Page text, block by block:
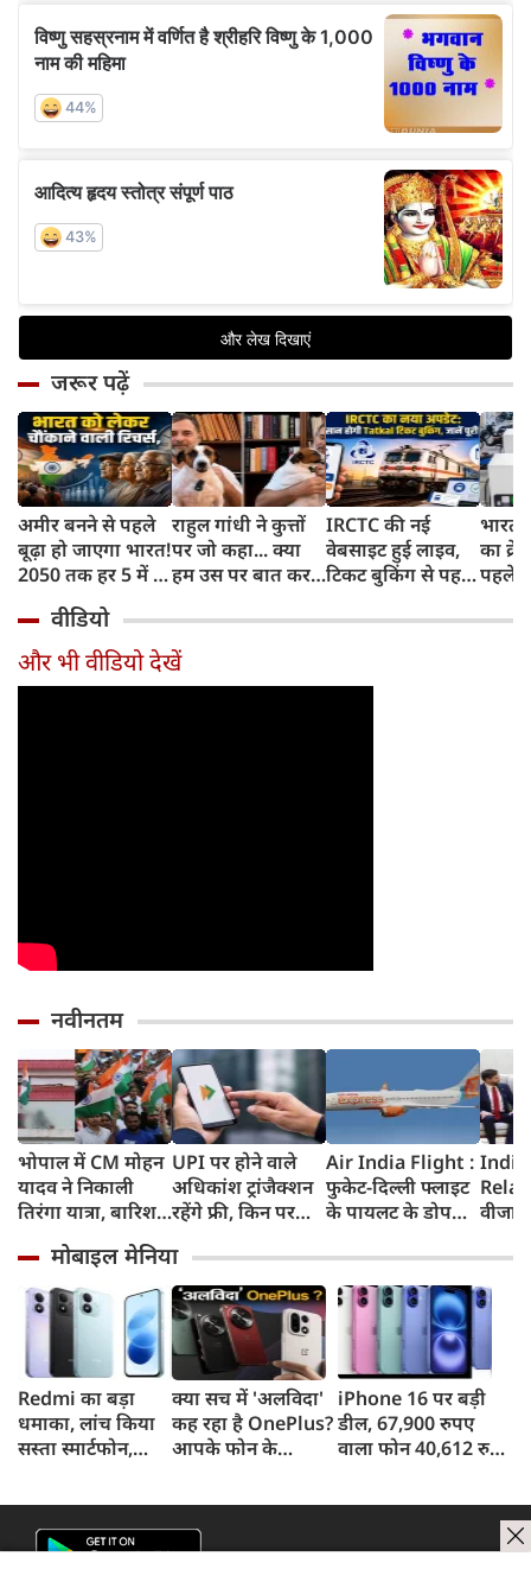
जरूर पढ़ें
अमीर बनने से पहले
बूढ़ा हो जाएगा भारत!
2050 तक हर 5 में 1
साल से ज्यादा उम्र का
राहुल गांधी ने कुत्तों
पर जो कहा... क्या
हम उस पर बात कर
IRCTC की नई
वेबसाइट हुई लाइव,
टिकट बुकिंग से पहले
काम, जानें पूरा
भारत
का
पहले
और
वीडियो
और भी वीडियो देखें
नवीनतम
भोपाल में CM मोहन
यादव ने निकाली
तिरंगा यात्रा, बारिश
ने दिखाया देशभक्ति
का जज्बा
UPI पर होने वाले
अधिकांश ट्रांजैक्शन
रहेंगे फ्री, किन पर
ने दिया बड़ा अपडेट
Air India Flight :
फुकेट-दिल्ली फ्लाइट
के पायलट के डोप
कहा- रिपोर्ट नहीं
मिली, टिप्पणी की
स्थिति में नहीं
वीजा
जेडी
मोबाइल मेनिया
Redmi का बड़ा
धमाका, लांच किया
सस्ता स्मार्टफोन,
क्या सच में 'अलविदा'
कह रहा है OnePlus?
आपके फोन के
iPhone 16 पर बड़ी
डील, 67,900 रुपए
वाला फोन 40,612 रुपए